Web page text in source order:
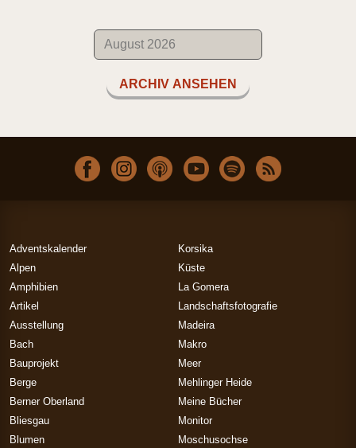
ARCHIV ANSEHEN
Adventskalender
Alpen
Amphibien
Artikel
Ausstellung
Bach
Bauprojekt
Berge
Berner Oberland
Bliesgau
Blumen
Korsika
Küste
La Gomera
Landschaftsfotografie
Madeira
Makro
Meer
Mehlinger Heide
Meine Bücher
Monitor
Moschusochse